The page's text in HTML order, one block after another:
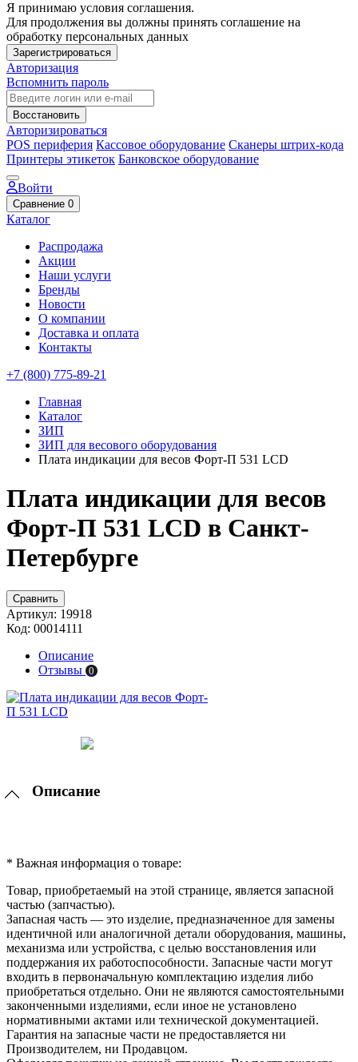
Я принимаю условия соглашения.
Для продолжения вы должны принять соглашение на
обработку персональных данных
Зарегистрироваться
Авторизация
Вспомнить пароль
Восстановить
Авторизироваться
POS периферия Кассовое оборудование Сканеры штрих-кода
Принтеры этикеток Банковское оборудование
Войти
Сравнение 0
Каталог
Распродажа
Акции
Наши услуги
Бренды
Новости
О компании
Доставка и оплата
Контакты
+7 (800) 775-89-21
Главная
Каталог
ЗИП
ЗИП для весового оборудования
Плата индикации для весов Форт-П 531 LCD
Плата индикации для весов
Форт-П 531 LCD в Санкт-
Петербурге
Сравнить
Артикул: 19918
Код: 00014111
Описание
Отзывы 0
Описание
* Важная информация о товаре:
Товар, приобретаемый на этой странице, является запасной
частью (запчастью).
Запасная часть — это изделие, предназначенное для замены
идентичной или аналогичной детали оборудования, машины,
механизма или устройства, с целью восстановления или
поддержания их работоспособности. Запасные части могут
входить в первоначальную комплектацию изделия либо
приобретаться отдельно. Они не являются самостоятельными
законченными изделиями, если иное не установлено
нормативными актами или технической документацией.
Гарантия на запасные части не предоставляется ни
Производителем, ни Продавцом.